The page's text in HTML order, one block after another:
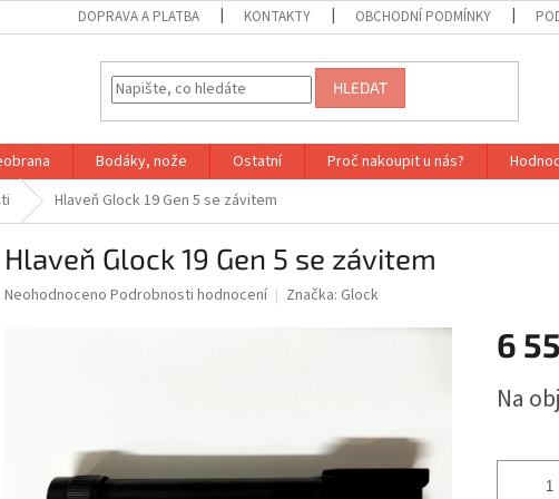
DOPRAVA A PLATBA KONTAKTY OBCHODNÍ PODMÍNKY
HLEDAT
Bodáky, nože Ostatní Proč nakoupit u nás?
Hlaveň Glock 19 Gen 5 se závitem
Hlaveň Glock 19 Gen 5 se závitem
Průměrné
Neohodnoceno Podrobnosti hodnocení Značka: Glock
6
cena:
Na